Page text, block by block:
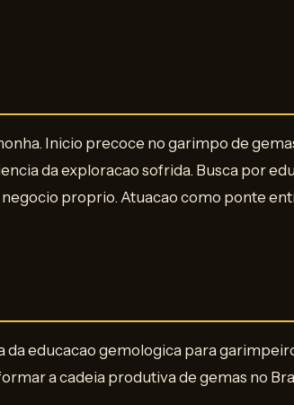
Inicio precoce no garimpo de
da exploracao sofrida. Busca por
proprio. Atuacao como ponte
educacao gemologica para
a cadeia produtiva de gemas no